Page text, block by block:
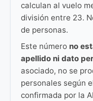
calculan al vuelo
división entre 23.
de personas.
Este número no
apellido ni dato
asociado, no se
personales según
confirmada por la